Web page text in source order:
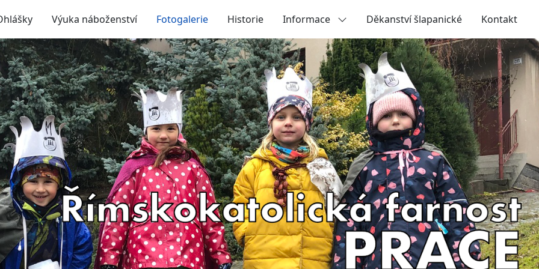
Výuka náboženství Fotogalerie Historie Informace Děkanství šlapanické Kontakt